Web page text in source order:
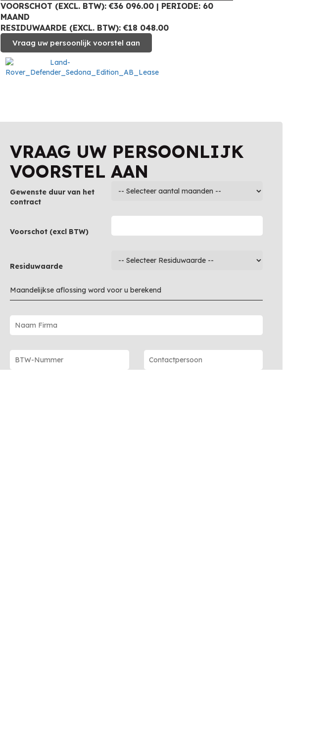
VOORSCHOT (EXCL. BTW): €36 096.00 | PERIODE: 60
MAAND
RESIDUWAARDE (EXCL. BTW): €18 048.00
Vraag uw persoonlijk voorstel aan
VRAAG UW PERSOONLIJK
VOORSTEL AAN
Gewenste duur van het
contract
Voorschot (excl BTW)
Residuwaarde
Maandelijkse aflossing word voor u berekend